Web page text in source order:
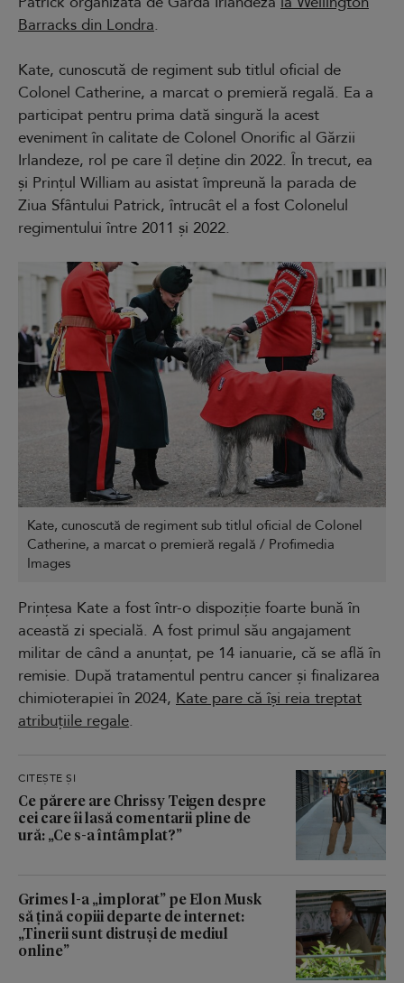
Barracks din Londra.
Kate, cunoscută de regiment sub titlul oficial de
Colonel Catherine, a marcat o premieră regală. Ea a
participat pentru prima dată singură la acest
eveniment în calitate de Colonel Onorific al Gărzii
Irlandeze, rol pe care îl deține din 2022. În trecut, ea
și Prințul William au asistat împreună la parada de
Ziua Sfântului Patrick, întrucât el a fost Colonelul
regimentului între 2011 și 2022.
Kate, cunoscută de regiment sub titlul oficial de Colonel
Catherine, a marcat o premieră regală / Profimedia
Images
Prințesa Kate a fost într-o dispoziție foarte bună în
această zi specială. A fost primul său angajament
militar de când a anunțat, pe 14 ianuarie, că se află în
remisie. După tratamentul pentru cancer și finalizarea
chimioterapiei în 2024, Kate pare că își reia treptat
atribuțiile regale.
CITEȘTE ȘI
Ce părere are Chrissy Teigen despre
cei care îi lasă comentarii pline de
ură: „Ce s-a întâmplat?”
Grimes l-a „implorat” pe Elon Musk
să țină copiii departe de internet:
„Tinerii sunt distruși de mediul
online”